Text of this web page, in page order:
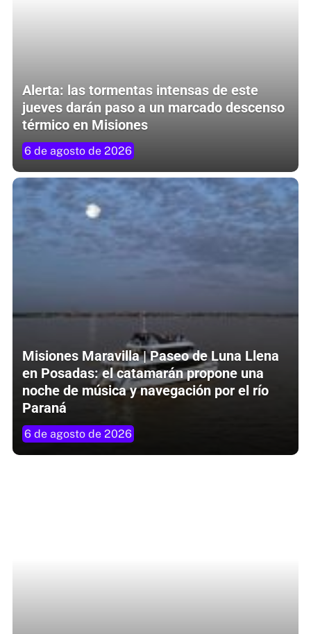
Alerta: las tormentas intensas de este
jueves darán paso a un marcado descenso
térmico en Misiones
6 de agosto de 2026
Misiones Maravilla | Paseo de Luna Llena
en Posadas: el catamarán propone una
noche de música y navegación por el río
Paraná
6 de agosto de 2026